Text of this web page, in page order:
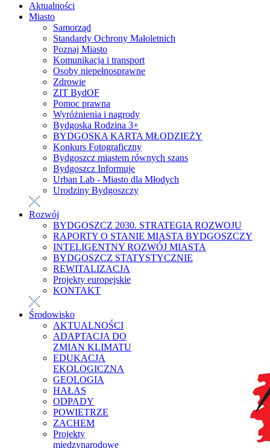
Aktualności
Miasto
Samorząd
Standardy Ochrony Małoletnich
Poznaj Miasto
Komunikacja i transport
Osoby niepełnosprawne
Zdrowie
ZIT BydOF
Pomoc prawna
Wyróżnienia i nagrody
Bydgoska Rodzina 3+
BYDGOSKA KARTA MŁODZIEŻY
Konkurs Fotograficzny
Bydgoszcz miastem równych szans
Bydgoszcz Informuje
Urban Lab - Miasto dla Młodych
Urodziny Bydgoszczy
Rozwój
BYDGOSZCZ 2030. STRATEGIA ROZWOJU
RAPORTY O STANIE MIASTA BYDGOSZCZY
INTELIGENTNY ROZWÓJ MIASTA
BYDGOSZCZ STATYSTYCZNIE
REWITALIZACJA
Projekty europejskie
KONTAKT
Środowisko
AKTUALNOŚCI
ADAPTACJA DO
ZMIAN KLIMATU
EDUKACJA
EKOLOGICZNA
GEOLOGIA
HAŁAS
ODPADY
POWIETRZE
ZACHEM
Projekty
międzynarodowe